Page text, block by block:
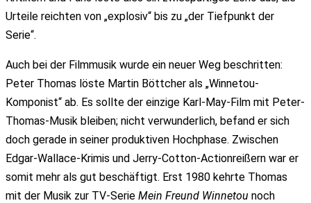
Urteile reichten von „explosiv“ bis zu „der Tiefpunkt der
Serie“.
Auch bei der Filmmusik wurde ein neuer Weg beschritten:
Peter Thomas löste Martin Böttcher als „Winnetou-
Komponist“ ab. Es sollte der einzige Karl-May-Film mit Peter-
Thomas-Musik bleiben; nicht verwunderlich, befand er sich
doch gerade in seiner produktiven Hochphase. Zwischen
Edgar-Wallace-Krimis und Jerry-Cotton-Actionreißern war er
somit mehr als gut beschäftigt. Erst 1980 kehrte Thomas
mit der Musik zur TV-Serie Mein Freund Winnetou noch